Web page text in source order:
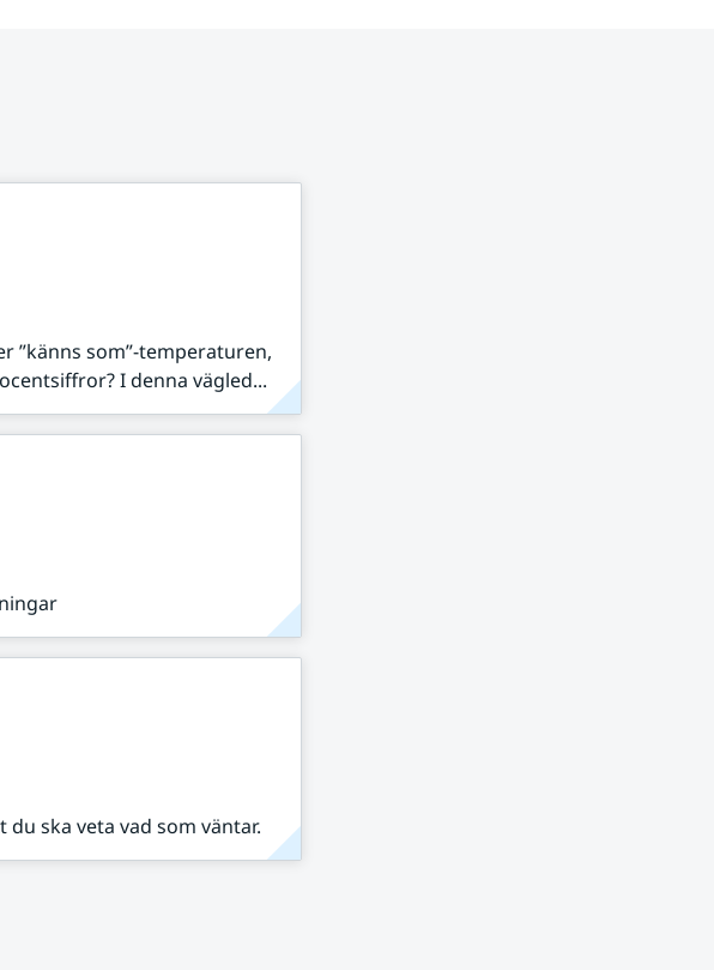
”känns som”-temperaturen,
I denna vägled...
ska veta vad som väntar.